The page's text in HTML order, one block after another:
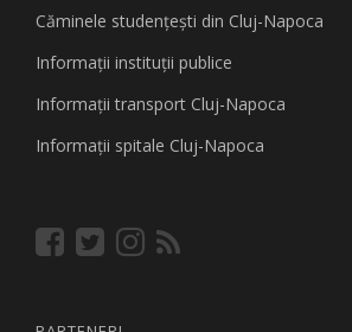
Căminele studenţeşti din Cluj-Napoca
Informaţii instituţii publice
Informaţii transport Cluj-Napoca
Informaţii spitale Cluj-Napoca